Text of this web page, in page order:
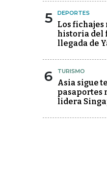
5 DEPORTES
Los fichajes
historia del
llegada de
6 TURISMO
Asia sigue
pasaportes
lidera